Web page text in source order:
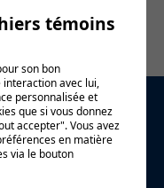
témoins
son bon
avec lui,
personnalisée et
que si vous donnez
accepter". Vous avez
en matière
via le bouton